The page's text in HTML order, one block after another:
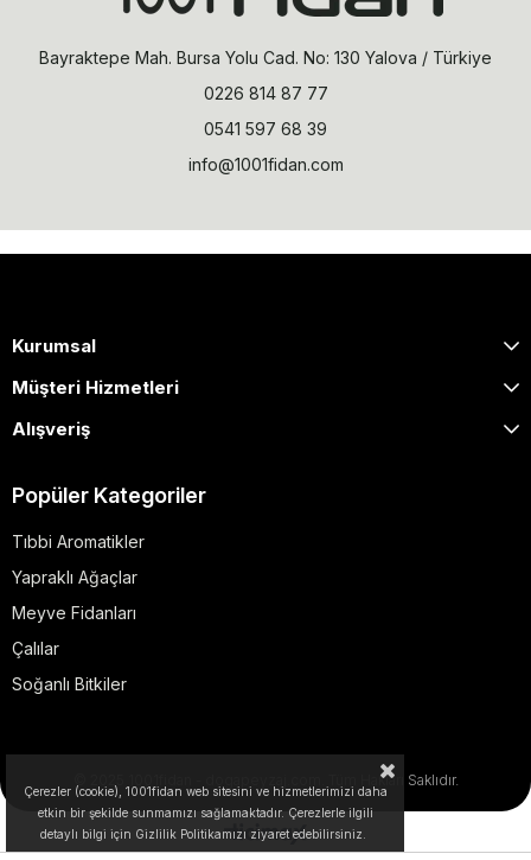
Bayraktepe Mah. Bursa Yolu Cad. No: 130 Yalova / Türkiye
0226 814 87 77
0541 597 68 39
info@1001fidan.com
Kurumsal
Müşteri Hizmetleri
Alışveriş
Popüler Kategoriler
Tıbbi Aromatikler
Yapraklı Ağaçlar
Meyve Fidanları
Çalılar
Soğanlı Bitkiler
© 2025 1001fidan - dogapeyzaj.com. Tüm Hakları Saklıdır.
Çerezler (cookie), 1001fidan web sitesini ve hizmetlerimizi daha
etkin bir şekilde sunmamızı sağlamaktadır. Çerezlerle ilgili
detaylı bilgi için Gizlilik Politikamızı ziyaret edebilirsiniz.